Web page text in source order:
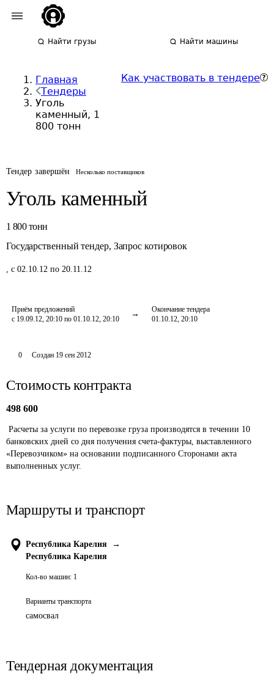
Найти грузы Найти машины
Главная
Тендеры
Уголь
каменный, 1
800 тонн
Как участвовать в тендере
Тендер завершён Несколько поставщиков
Уголь каменный
1 800 тонн
Государственный тендер, Запрос котировок
, с 02.10.12 по 20.11.12
Приём предложений
с 19.09.12, 20:10 по 01.10.12, 20:10
Окончание тендера
01.10.12, 20:10
0 Создан 19 сен 2012
Стоимость контракта
498 600
банковских дней со дня получения счета-фактуры, выставленного
«Перевозчиком» на основании подписанного Сторонами акта
выполненных услуг.
Маршруты и транспорт
Республика Карелия
→
Республика Карелия
Кол-во машин: 1
Варианты транспорта
самосвал
Тендерная документация